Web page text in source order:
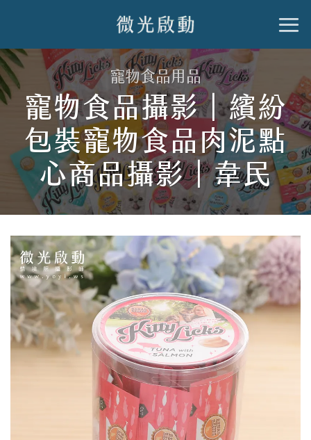
內
容
寵物食品用品
寵物食品攝影｜繽紛
包裝寵物食品肉泥點
心商品攝影｜韋民